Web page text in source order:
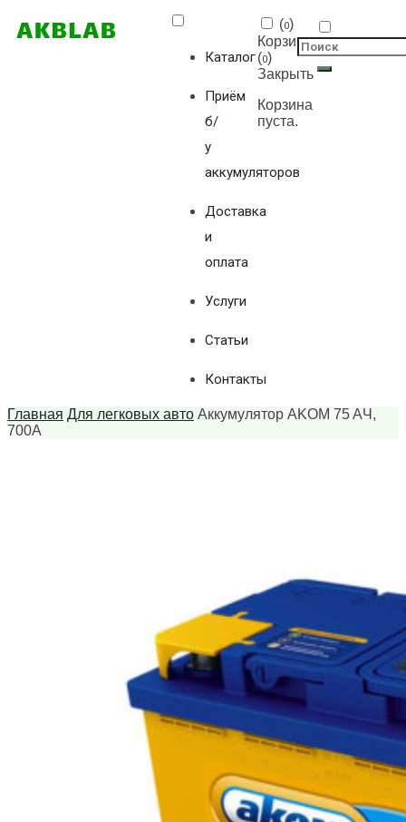
Каталог
Приём
б/
у
аккумуляторов
Доставка
и
оплата
Услуги
Статьи
Контакты
(0)
Корзина
(0)
Закрыть
Корзина
пуста.
Главная Для легковых авто Аккумулятор AKOM 75 AЧ,
700А